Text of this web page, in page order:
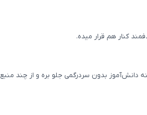
کنار هم قرار میده.
بدون سردرگمی جلو بره و از چند